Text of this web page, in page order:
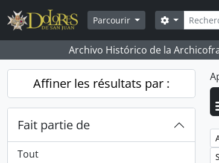
Skip to main content
Parcourir
Search
Archivo Histórico de la
Affiner les résultats par :
Fait partie de
Tout